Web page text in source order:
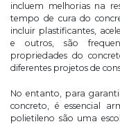
incluem melhorias na
tempo de cura do
incluir plastificantes,
e outros, são
propriedades do
diferentes projetos de
No entanto, para
concreto, é essencial
polietileno são uma